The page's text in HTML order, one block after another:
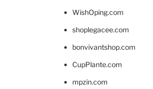
WishOping.com
shoplegacee.com
bonvivantshop.com
CupPlante.com
mpzin.com